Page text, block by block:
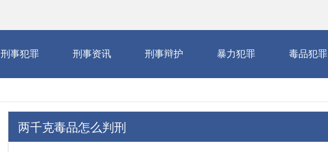
刑事犯罪 刑事资讯 刑事辩护 暴力犯罪 毒品犯罪
两千克毒品怎么判刑